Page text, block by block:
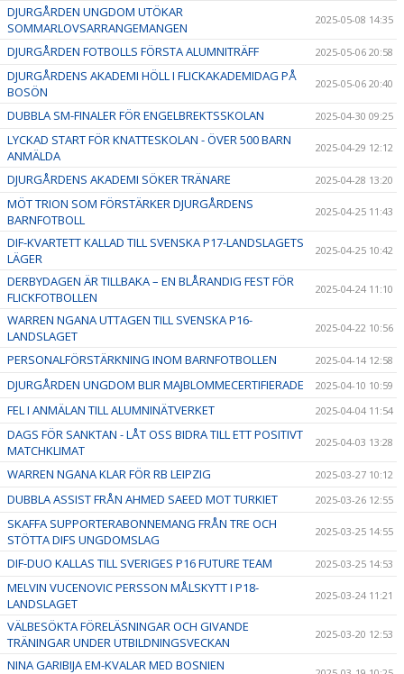
DJURGÅRDEN UNGDOM UTÖKAR
SOMMARLOVSARRANGEMANGEN
2025-05-08 14:35
DJURGÅRDEN FOTBOLLS FÖRSTA ALUMNITRÄFF 2025-05-06 20:58
DJURGÅRDENS AKADEMI HÖLL I FLICKAKADEMIDAG PÅ
BOSÖN
2025-05-06 20:40
DUBBLA SM-FINALER FÖR ENGELBREKTSSKOLAN 2025-04-30 09:25
LYCKAD START FÖR KNATTESKOLAN - ÖVER 500 BARN
ANMÄLDA
2025-04-29 12:12
DJURGÅRDENS AKADEMI SÖKER TRÄNARE 2025-04-28 13:20
MÖT TRION SOM FÖRSTÄRKER DJURGÅRDENS
BARNFOTBOLL
2025-04-25 11:43
DIF-KVARTETT KALLAD TILL SVENSKA P17-LANDSLAGETS
LÄGER
2025-04-25 10:42
DERBYDAGEN ÄR TILLBAKA – EN BLÅRANDIG FEST FÖR
FLICKFOTBOLLEN
2025-04-24 11:10
WARREN NGANA UTTAGEN TILL SVENSKA P16-
LANDSLAGET
2025-04-22 10:56
PERSONALFÖRSTÄRKNING INOM BARNFOTBOLLEN 2025-04-14 12:58
DJURGÅRDEN UNGDOM BLIR MAJBLOMMECERTIFIERADE 2025-04-10 10:59
FEL I ANMÄLAN TILL ALUMNINÄTVERKET 2025-04-04 11:54
DAGS FÖR SANKTAN - LÅT OSS BIDRA TILL ETT POSITIVT
MATCHKLIMAT
2025-04-03 13:28
WARREN NGANA KLAR FÖR RB LEIPZIG 2025-03-27 10:12
DUBBLA ASSIST FRÅN AHMED SAEED MOT TURKIET 2025-03-26 12:55
SKAFFA SUPPORTERABONNEMANG FRÅN TRE OCH
STÖTTA DIFS UNGDOMSLAG
2025-03-25 14:55
DIF-DUO KALLAS TILL SVERIGES P16 FUTURE TEAM 2025-03-25 14:53
MELVIN VUCENOVIC PERSSON MÅLSKYTT I P18-
LANDSLAGET
2025-03-24 11:21
VÄLBESÖKTA FÖRELÄSNINGAR OCH GIVANDE
TRÄNINGAR UNDER UTBILDNINGSVECKAN
2025-03-20 12:53
NINA GARIBIJA EM-KVALAR MED BOSNIEN